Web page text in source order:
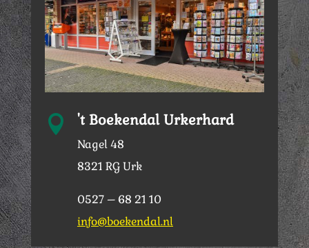
 't Boekendal Urkerhard
Nagel 48
8321 RG Urk
0527 – 68 21 10
info@boekendal.nl